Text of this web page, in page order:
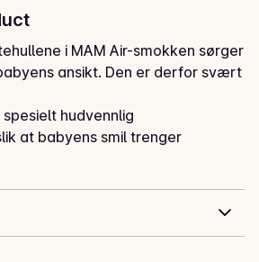
i MAM Air-smokken sørger
ansikt. Den er derfor svært
hudvennlig
at babyens smil trenger
babyen